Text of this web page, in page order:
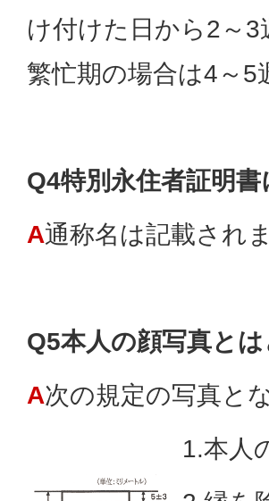
け付けた日から2～
繁忙期の場合は4～5
Q4特別永住者証明
A通称名は記載され
Q5本人の顔写真と
A次の規定の写真と
1.本人